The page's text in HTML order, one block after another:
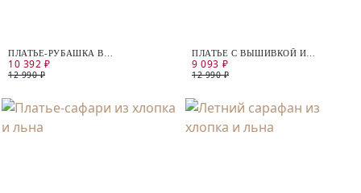
ПЛАТЬЕ-РУБАШКА В
РАЗНОЦВЕТНУЮ ПОЛОСКУ
10 392 ₽
12 990 ₽
ПЛАТЬЕ С ВЫШИВКОЙ И
ОТКРЫТЫМИ ПЛЕЧАМИ
9 093 ₽
12 990 ₽